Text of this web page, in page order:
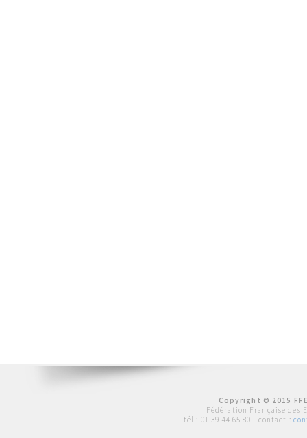
Copyright © 2015
Fédération Française des
tél : 01 39 44 65 80 | contact :